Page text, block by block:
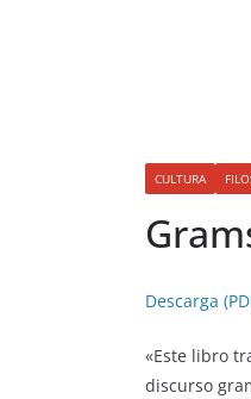
CULTURA
Descarga
«Este libro
discurso